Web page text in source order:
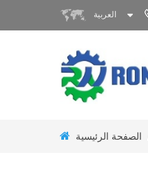
العربية
الصفحة الرئيسية